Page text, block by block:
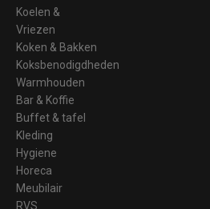
Koelen &
Vriezen
Koken & Bakken
Koksbenodigdheden
Warmhouden
Bar & Koffie
Buffet & tafel
Kleding
Hygiene
Horeca
Meubilair
RVS